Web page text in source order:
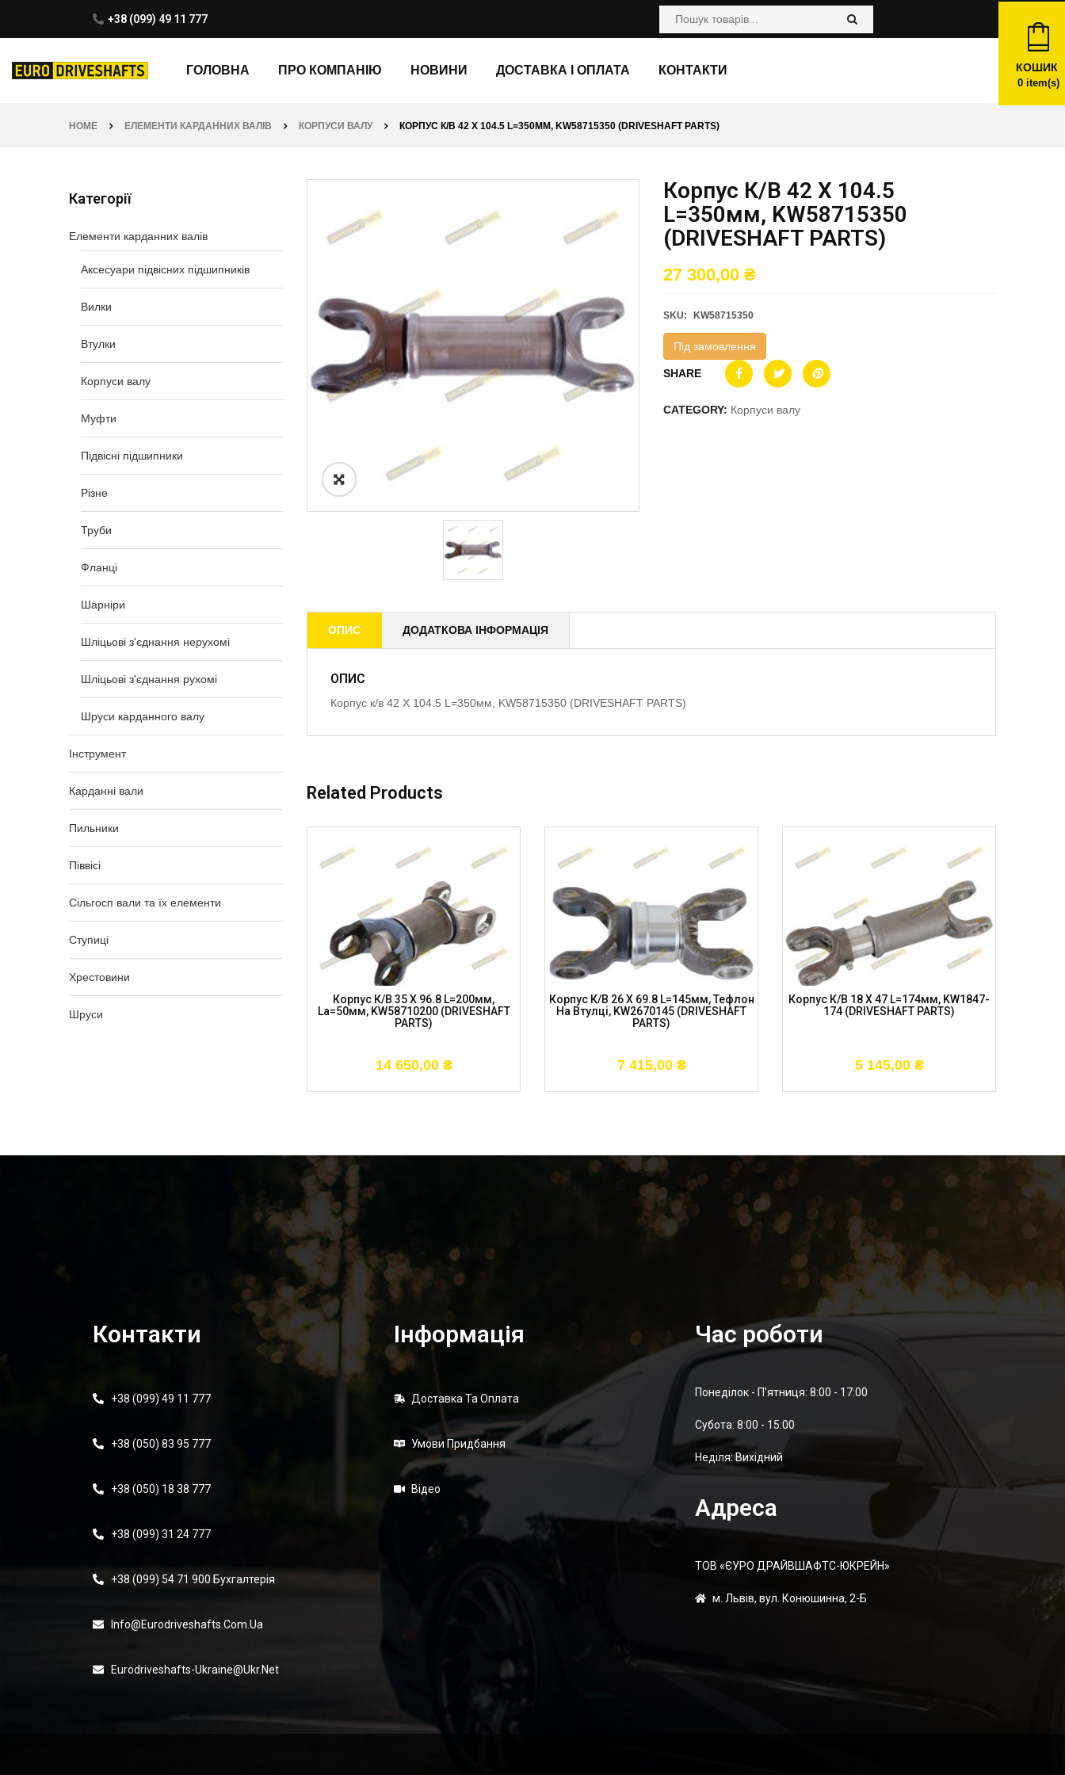
+38 (099) 49 11 777
ГОЛОВНА ПРО КОМПАНІЮ НОВИНИ ДОСТАВКА І ОПЛАТА КОНТАКТИ КОШИК
0item(s)
HOME ЕЛЕМЕНТИ КАРДАННИХ ВАЛІВ КОРПУСИ ВАЛУ КОРПУС К/В 42 X 104.5 L=350ММ, KW58715350 (DRIVESHAFT PARTS)
Категорії
Елементи карданних валів
Аксесуари підвісних підшипників
Вилки
Втулки
Корпуси валу
Муфти
Підвісні підшипники
Різне
Труби
Фланці
Шарніри
Шліцьові з'єднання нерухомі
Шліцьові з'єднання рухомі
Шруси карданного валу
Інструмент
Карданні вали
Пильники
Піввісі
Сільгосп вали та їх елементи
Ступиці
Хрестовини
Шруси
Корпус К/в 42 X 104.5
L=350мм, KW58715350
(DRIVESHAFT PARTS)
27 300,00 ₴
SKU: KW58715350
Під замовлення
SHARE
CATEGORY: Корпуси валу
ОПИС ДОДАТКОВА ІНФОРМАЦІЯ
ОПИС
Корпус к/в 42 X 104.5 L=350мм, KW58715350 (DRIVESHAFT PARTS)
Related Products
Корпус К/в 30.2 X 106.3 L=303мм,
La=70мм, KW1410303 (DRIVESHAFT
Корпус К/в 35 X 96.8 L=200мм,
La=50мм, KW58710200 (DRIVESHAFT
PARTS)
14 650,00 ₴
Корпус К/в 26 X 69.8 L=145мм, Тефлон
На Втулці, KW2670145 (DRIVESHAFT
PARTS)
7 415,00 ₴
Корпус К/в 18 X 47 L=174мм, KW1847-
174 (DRIVESHAFT PARTS)
5 145,00 ₴
Контакти
+38 (099) 49 11 777
+38 (050) 83 95 777
+38 (050) 18 38 777
+38 (099) 31 24 777
+38 (099) 54 71 900 Бухгалтерія
Info@eurodriveshafts.com.ua
Eurodriveshafts-Ukraine@ukr.net
Інформація
Доставка Та Оплата
Умови Придбання
Відео
Час роботи
Понеділок - П'ятниця: 8:00 - 17:00
Суботa: 8:00 - 15:00
Неділя: Вихідний
Адреса
ТОВ «ЄУРО ДРАЙВШАФТC-ЮКРЕЙН»
м. Львів, вул. Конюшинна, 2-Б